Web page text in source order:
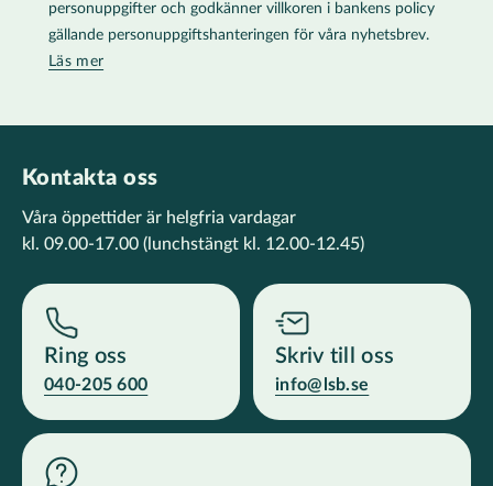
personuppgifter och godkänner villkoren i bankens policy
gällande personuppgiftshanteringen för våra nyhetsbrev.
Läs mer
Kontakta oss
Våra öppettider är helgfria vardagar
kl. 09.00-17.00 (lunchstängt kl. 12.00-12.45)
Ring oss
040-205 600
Skriv till oss
info@lsb.se